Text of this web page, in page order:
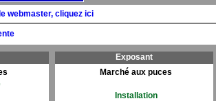
webmaster, cliquez ici
Exposant
Marché aux puces
Installation